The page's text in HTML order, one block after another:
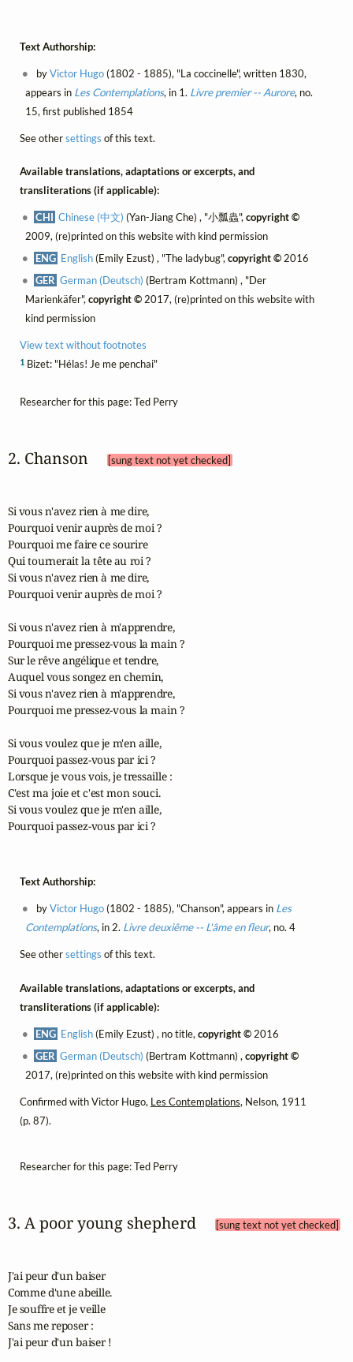
Text Authorship:
byVictor Hugo(1802 - 1885), "La coccinelle", written 1830,
appears in Les Contemplations, in 1. Livre premier -- Aurore, no.
15, first published 1854
See othersettings of this text.
Available translations, adaptations or excerpts, and
transliterations (if applicable):
CHI Chinese (中文) (Yan-Jiang Che) , "小瓢蟲",copyright ©
2009, (re)printed on this website with kind permission
ENG English(Emily Ezust) , "The ladybug",copyright © 2016
GER German (Deutsch) (Bertram Kottmann) , "Der
Marienkäfer", copyright ©2017, (re)printed on this website with
kind permission
View text without footnotes
1Bizet: "Hélas! Je me penchai"
Researcher for this page: Ted Perry
2. Chanson [sung text not yet checked]
Si vous n'avez rien à me dire,
Pourquoi venir auprès de moi ?
Pourquoi me faire ce sourire
Qui tournerait la tête au roi ?
Si vous n'avez rien à me dire,
Pourquoi venir auprès de moi ?
Si vous n'avez rien à m'apprendre,
Pourquoi me pressez-vous la main ?
Sur le rêve angélique et tendre,
Auquel vous songez en chemin,
Si vous n'avez rien à m'apprendre,
Pourquoi me pressez-vous la main ?
Si vous voulez que je m'en aille,
Pourquoi passez-vous par ici ?
Lorsque je vous vois, je tressaille :
C'est ma joie et c'est mon souci.
Si vous voulez que je m'en aille,
Pourquoi passez-vous par ici ?
Text Authorship:
byVictor Hugo(1802 - 1885), "Chanson", appears in Les
Contemplations, in 2. Livre deuxiême -- L'âme en fleur, no. 4
See othersettings of this text.
Available translations, adaptations or excerpts, and
transliterations (if applicable):
ENG English(Emily Ezust) , no title,copyright © 2016
GER German (Deutsch) (Bertram Kottmann) ,copyright ©
2017, (re)printed on this website with kind permission
Confirmed with Victor Hugo, Les Contemplations, Nelson, 1911
(p. 87).
Researcher for this page: Ted Perry
3. A poor young shepherd [sung text not yet checked]
J'ai peur d'un baiser
Comme d'une abeille.
Je souffre et je veille
Sans me reposer :
J'ai peur d'un baiser !